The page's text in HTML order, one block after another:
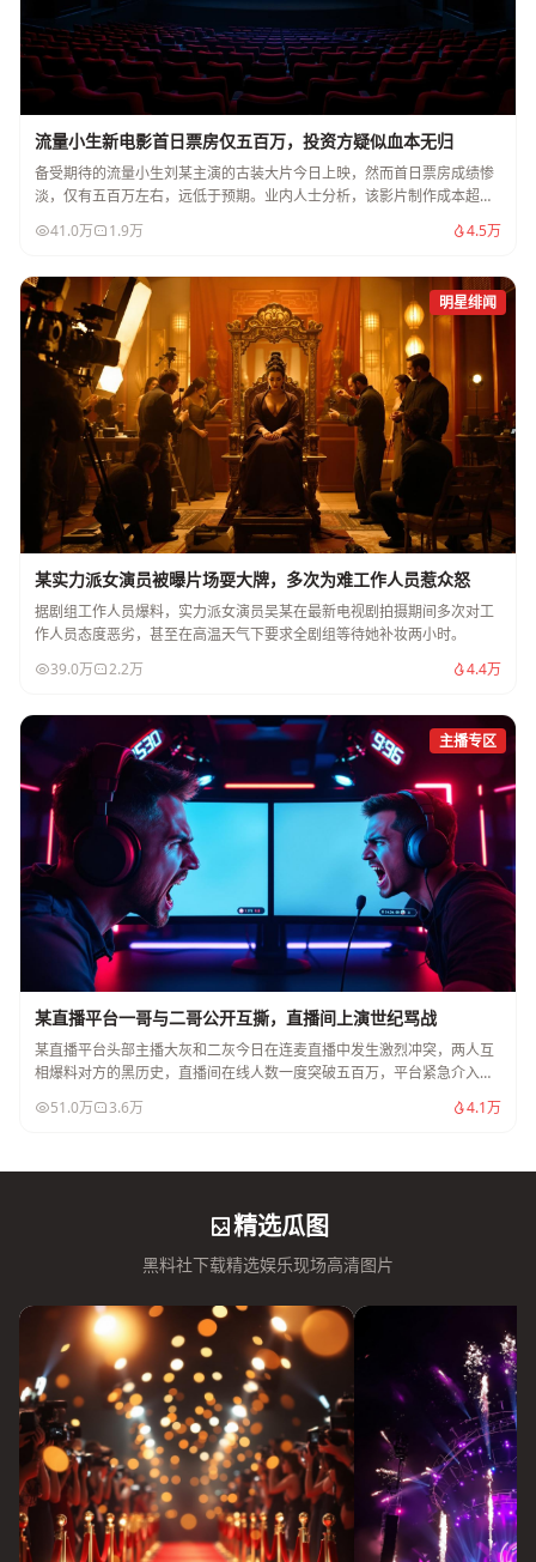
流量小生新电影首日票房仅五百万，投资方疑似血本无归
备受期待的流量小生刘某主演的古装大片今日上映，然而首日票房成绩惨
淡，仅有五百万左右，远低于预期。业内人士分析，该影片制作成本超过
两亿，投资方恐将血本无归。
41.0万 1.9万 4.5万
明星绯闻
某实力派女演员被曝片场耍大牌，多次为难工作人员惹众怒
据剧组工作人员爆料，实力派女演员吴某在最新电视剧拍摄期间多次对工
作人员态度恶劣，甚至在高温天气下要求全剧组等待她补妆两小时。
39.0万
2.2万 4.4万
主播专区
某直播平台一哥与二哥公开互撕，直播间上演世纪骂战
某直播平台头部主播大灰和二灰今日在连麦直播中发生激烈冲突，两人互
相爆料对方的黑历史，直播间在线人数一度突破五百万，平台紧急介入调
51.0万 3.6万 4.1万
精选瓜图
黑料社下载精选娱乐现场高清图片